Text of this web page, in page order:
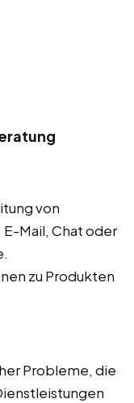
von
Mail, Chat oder
zu Produkten
Probleme, die